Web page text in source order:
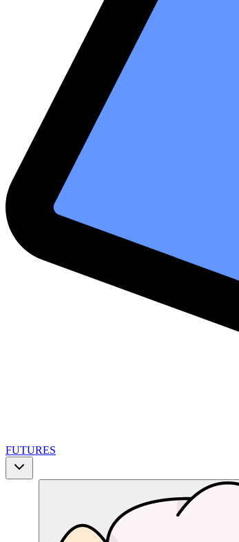
FUTURES